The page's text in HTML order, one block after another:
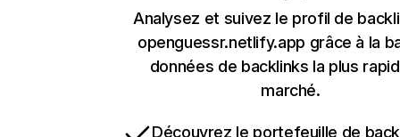
Analysez et suivez le profil de
openguessr.netlify.app grâce à la
données de backlinks la plus
marché.
Découvrez le portefeuille de